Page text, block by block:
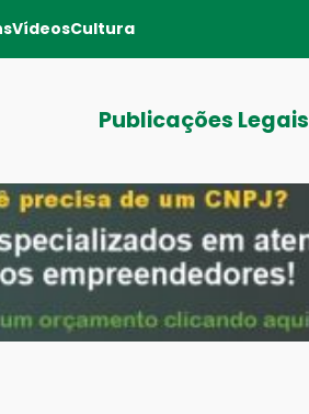
VídeosCultura
Publicações Legais